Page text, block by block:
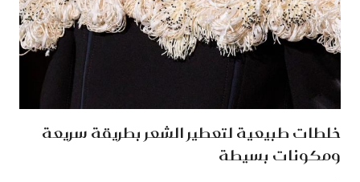
خلطات طبيعية لتعطير الشعر بطريقة سريعة
ومكونات بسيطة